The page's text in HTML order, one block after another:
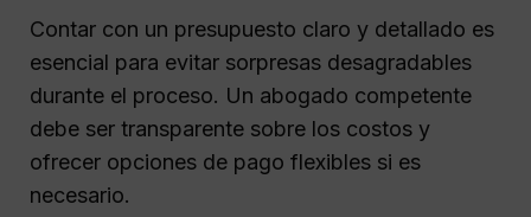
Contar con un presupuesto claro y detallado es
esencial para evitar sorpresas desagradables
durante el proceso. Un abogado competente
debe ser transparente sobre los costos y
ofrecer opciones de pago flexibles si es
necesario.